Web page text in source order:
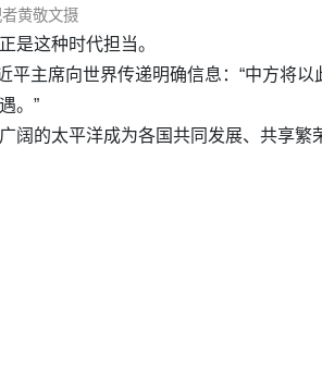
黄敬文摄
是这种时代担当。
主席向世界传递明确信息：“中方将
。”
的太平洋成为各国共同发展、共享繁